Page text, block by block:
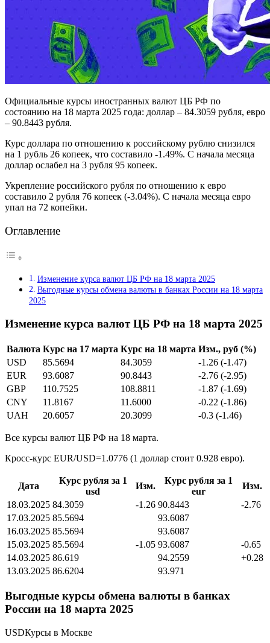
Официальные курсы иностранных валют ЦБ РФ по
состоянию на 18 марта 2025 года: доллар – 84.3059 рубля, евро
– 90.8443 рубля.
Курс доллара по отношению к российскому рублю снизился
на 1 рубль 26 копеек, что составило -1.49%. С начала месяца
доллар ослабел на 3 рубля 95 копеек.
Укрепление российского рубля по отношению к евро
составило 2 рубля 76 копеек (-3.04%). С начала месяца евро
упал на 72 копейки.
Оглавление
Изменение курса валют ЦБ РФ на 18 марта 2025
Выгодные курсы обмена валюты в банках России на 18 марта
2025
Изменение курса валют ЦБ РФ на 18 марта 2025
Валюта Курс на 17 марта Курс на 18 марта Изм., руб (%)
USD
85.5694 84.3059
-1.26 (-1.47)
EUR
93.6087 90.8443
-2.76 (-2.95)
GBP
110.7525 108.8811
-1.87 (-1.69)
CNY
11.8167 11.6000
-0.22 (-1.86)
UAH
20.6057 20.3099 -0.3 (-1.46)
Все курсы валют ЦБ РФ на 18 марта.
Кросс-курс EUR/USD=1.0776 (1 доллар стоит 0.928 евро).
Дата
Курс рубля за 1
usd
Изм.
Курс рубля за 1
eur
Изм.
18.03.2025 84.3059 -1.26 90.8443
-2.76
17.03.2025 85.5694
93.6087
16.03.2025 85.5694
93.6087
15.03.2025 85.5694 -1.05 93.6087
-0.65
14.03.2025 86.619 94.2559
+0.28
13.03.2025 86.6204 93.971
Выгодные курсы обмена валюты в банках
России на 18 марта 2025
USDКурсы в Москве